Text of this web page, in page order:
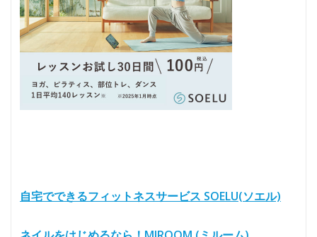
自宅でできるフィットネスサービス SOELU(ソエル)